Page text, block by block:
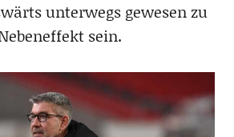
unterwegs gewesen zu
sein.